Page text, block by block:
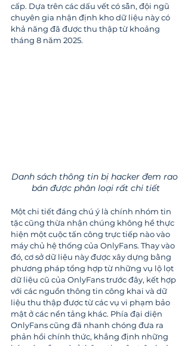
cấp. Dựa trên các dấu vết có sẵn, đội ngũ
chuyên gia nhận định kho dữ liệu này có
khả năng đã được thu thập từ khoảng
tháng 8 năm 2025.
Danh sách thông tin bị hacker đem rao
bán được phân loại rất chi tiết
Một chi tiết đáng chú ý là chính nhóm tin
tặc cũng thừa nhận chúng không hề thực
hiện một cuộc tấn công trực tiếp nào vào
máy chủ hệ thống của OnlyFans. Thay vào
đó, cơ sở dữ liệu này được xây dựng bằng
phương pháp tổng hợp từ những vụ lộ lọt
dữ liệu cũ của OnlyFans trước đây, kết hợp
với các nguồn thông tin công khai và dữ
liệu thu thập được từ các vụ vi phạm bảo
mật ở các nền tảng khác. Phía đại diện
OnlyFans cũng đã nhanh chóng đưa ra
phản hồi chính thức, khẳng định những